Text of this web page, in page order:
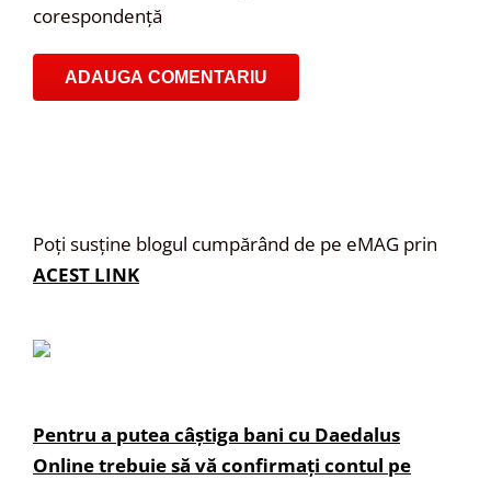
corespondență
Poți susține blogul cumpărând de pe eMAG prin
ACEST LINK
Pentru a putea câștiga bani cu Daedalus
Online trebuie să vă confirmați contul pe